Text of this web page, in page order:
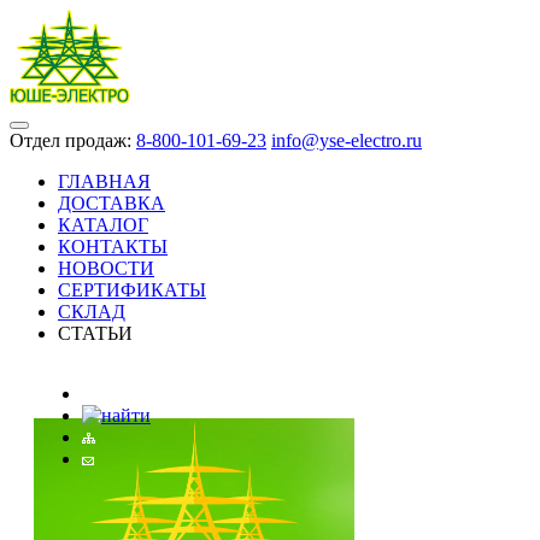
Отдел продаж: 8-800-101-69-23 info@yse-electro.ru
ГЛАВНАЯ
ДОСТАВКА
КАТАЛОГ
КОНТАКТЫ
НОВОСТИ
СЕРТИФИКАТЫ
СКЛАД
СТАТЬИ